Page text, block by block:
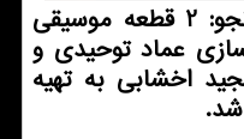
سایت رسمی سیامك یزدانجو: 2 قطعه موسیقی
عماد توحیدی و
اخشابی به تهیه